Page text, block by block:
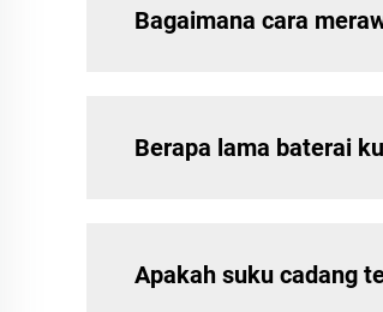
Bagaimana cara
Berapa lama baterai
Apakah suku cadang